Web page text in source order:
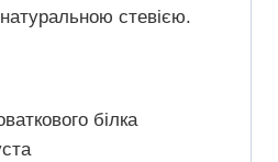
стевією.
білка